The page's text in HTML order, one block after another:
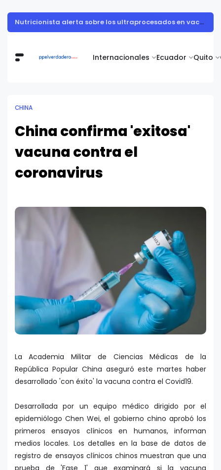
Internacionales Ecuador Quito
Muestra de arte contemporáneo reunió a cuerpo diplomático y artistas nacionales en la Academia Diplomática Galo Plaza
CHINA
China confirma 'exitosa'
vacuna contra el
coronavirus
La Academia Militar de Ciencias Médicas de la
República Popular China aseguró este martes haber
desarrollado 'con éxito' la vacuna contra el Covid19.
Desarrollada por un equipo médico dirigido por el
epidemiólogo Chen Wei, el gobierno chino aprobó los
primeros ensayos clínicos en humanos, informan
medios locales. Los detalles en la base de datos de
registro de ensayos clínicos chinos muestran que una